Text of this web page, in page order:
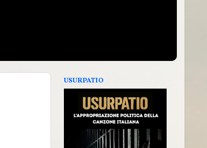
USURPATIO